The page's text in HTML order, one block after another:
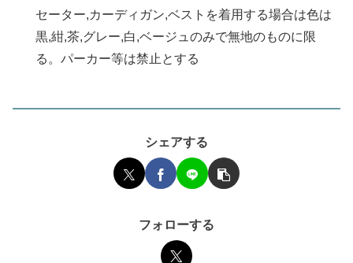
セーター,カーディガン,ベストを着用する場合は色は
黒,紺,茶,グレー,白,ベージュのみで無地のものに限
る。パーカー等は禁止とする
シェアする
フォローする